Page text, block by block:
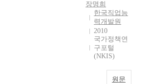
장명희
한국직업능
력개발원
2010
국가정책연
구포털
(NKIS)
원문